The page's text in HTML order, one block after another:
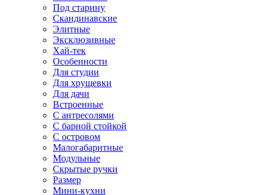
Под старину
Скандинавские
Элитные
Эксклюзивные
Хай-тек
Особенности
Для студии
Для хрущевки
Для дачи
Встроенные
С антресолями
С барной стойкой
С островом
Малогабаритные
Модульные
Скрытые ручки
Размер
Мини-кухни